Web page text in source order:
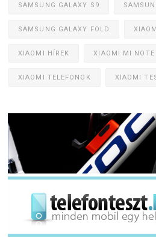
SAMSUNG GALAXY S9
SAMSUNG GALAXY FOLD
XIAOMI HÍREK XIAOMI MI NOTE
XIAOMI TELEFONOK XIAOMI